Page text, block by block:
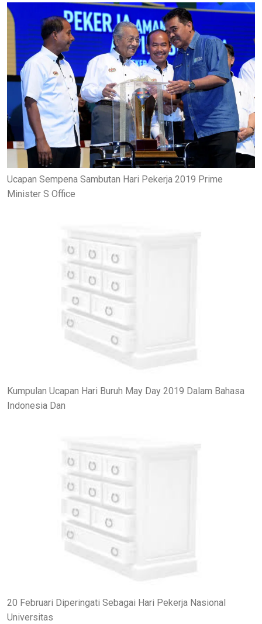
Ucapan Sempena Sambutan Hari Pekerja 2019 Prime
Minister S Office
Kumpulan Ucapan Hari Buruh May Day 2019 Dalam Bahasa
Indonesia Dan
20 Februari Diperingati Sebagai Hari Pekerja Nasional
Universitas